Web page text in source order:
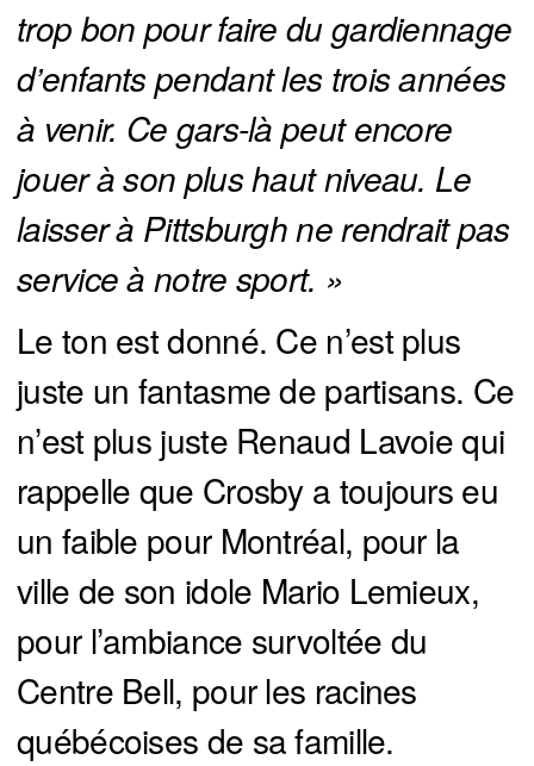
trop bon pour faire du gardiennage
d’enfants pendant les trois années
à venir. Ce gars-là peut encore
jouer à son plus haut niveau. Le
laisser à Pittsburgh ne rendrait pas
service à notre sport. »
Le ton est donné. Ce n’est plus
juste un fantasme de partisans. Ce
n’est plus juste Renaud Lavoie qui
rappelle que Crosby a toujours eu
un faible pour Montréal, pour la
ville de son idole Mario Lemieux,
pour l’ambiance survoltée du
Centre Bell, pour les racines
québécoises de sa famille.